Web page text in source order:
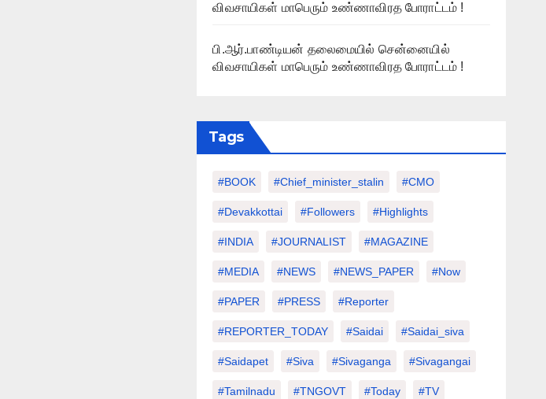
விவசாயிகள் மாபெரும் உண்ணாவிரத போராட்டம் !
பி.ஆர்.பாண்டியன் தலைமையில் சென்னையில்
விவசாயிகள் மாபெரும் உண்ணாவிரத போராட்டம் !
Tags
#BOOK #chief_minister_stalin #CMO
#devakkottai #followers #highlights
#INDIA #JOURNALIST #MAGAZINE
#MEDIA #NEWS #NEWS_PAPER #Now
#PAPER #PRESS #Reporter
#REPORTER_TODAY #saidai #saidai_siva
#saidapet #Siva #Sivaganga #sivagangai
#tamilnadu #TNGOVT #today #TV